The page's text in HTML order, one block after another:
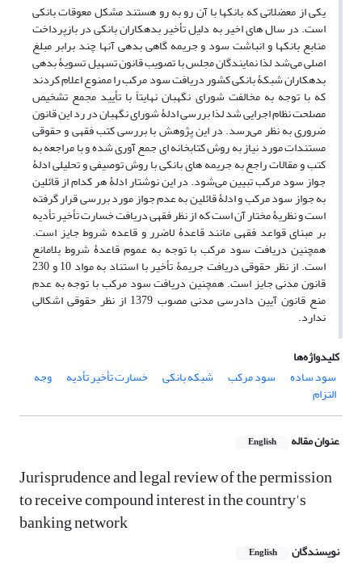
یکی از معضلاتی که بانکها با آن رو به رو هستند مشکل معوقات بانکی
است. در سال های اخیر به دلیل تأخیر بدهکاران بانکی در بازپرداخت
منابع بانکها و انباشت سود و جریمه گاهی بدهی آنها چند برابر مبلغ
اصلی می‌شد لذا نمایندگان مجلس با تصویب قانون تسهیل تسویۀ بدهی
بدهکاران شبکۀ بانکی کشور دریافت سود مرکب را ممنوع اعلام کردند
که با توجه به مخالفت شورای نگهبان نهایتاً با تأیید مجمع تشخیص
مصلحت نظام اجرایی شد لذا بررسی ادلۀ شورای نگهبان در رد این قانون
ضروری به نظر می‌رسد. در این پژوهش با بررسی کتب فقهی و حقوقی
مستندات مورد نیاز به روش کتابخانه ای جمع آوری شده و با مراجعه به
کتب و مقالات راجع به جریمه های بانکی با روش توصیفی و تحلیلی ادلۀ
جواز سود مرکب تبیین می‌شود. در این نوشتار ادلۀ هر کدام از قائلین
به جواز سود مرکب و ادلۀ قائلین به عدم جواز مورد بررسی قرار گرفته
است و نظریۀ مختار آن است که از نظر فقهی دریافت خسارت تأخیر تأدیه
بر مبنای قواعد فقهی مانند قاعدۀ لاضرر و قاعده شروط جایز است.
همچنین دریافت سود مرکب با توجه به عموم قاعدۀ شروط بلامانع
است. از نظر حقوقی دریافت جریمۀ تأخیر با استناد به مواد 10 و 230
قانون مدنی جایز است. همچنین دریافت سود مرکب با توجه به عدم
منع قانون آیین دادرسی مدنی مصوب 1379 از نظر حقوقی اشکالی
ندارد.
کلیدواژه‌ها
سود ساده
سود مرکب شبکه بانکی خسارت تأخیر تأدیه وجه
التزام
عنوان مقاله English
Jurisprudence and legal review of the permission
to receive compound interest in the country's
banking network
نویسندگان English